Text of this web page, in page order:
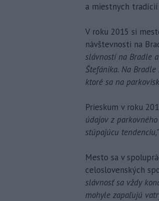
a miestnych
V roku 2015 si
návštevnosti na
slávností na Bradle
Štefánika. Na
ktoré sa na
Prieskum v roku
údajov z
stúpajúcu tendenciu,"
Mesto sa v
celoslovenských
slávnosť sa vždy
mohyle zapaľujú